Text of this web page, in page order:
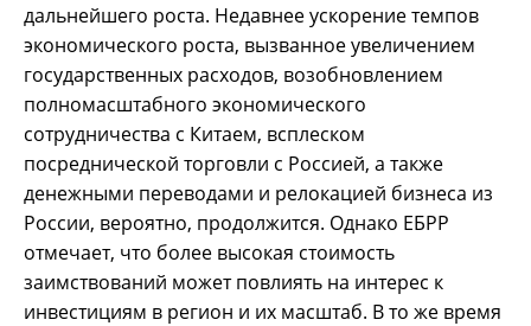
дальнейшего роста. Недавнее ускорение темпов
экономического роста, вызванное увеличением
государственных расходов, возобновлением
полномасштабного экономического
сотрудничества с Китаем, всплеском
посреднической торговли с Россией, а также
денежными переводами и релокацией бизнеса из
России, вероятно, продолжится. Однако ЕБРР
отмечает, что более высокая стоимость
заимствований может повлиять на интерес к
инвестициям в регион и их масштаб. В то же время